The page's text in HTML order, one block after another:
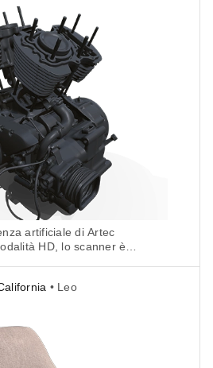
artificiale di Artec
HD, lo scanner è
• Leo